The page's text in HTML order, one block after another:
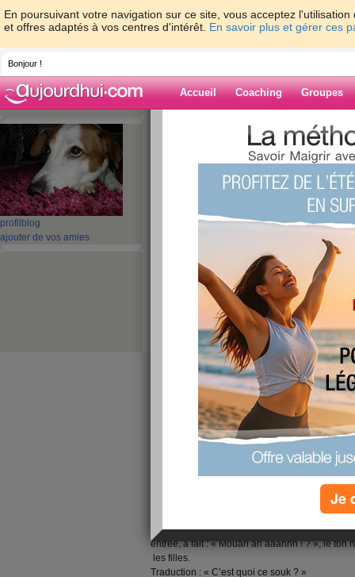
En poursuivant votre navigation sur ce site, vous acceptez
et offres adaptés à vos centres d'intérêt. En savoir plus et gérer ces
Bonjour !
Accueil Coaching Groupes
profil blog
ajouter de vos amies
> croquetteclebart > Je
Blog de
Je perds le nord !
Bonsoir les mères noël qui doivent avoir bien
hihi ! Je me gausse. Pour ma part, deux
vais être tranquillou ce soir ….
Ce matin, j’ai pris un colis au facteur
Je sais, ma bonté me perdra. Rendez service
gentiment chez madame castagnette, et là
- « MERDEEE, fait chier ! » sympa l’accueil…
suivi d’un ticticage nerveux
En voyant le colis, un bonjour (tout de même),
peine audible qui semblait lui arrachait la
Le cas social, enfin anti social on va dire hihi
A part ça à l’ouest rien de nouveau. Enfin,
suis complètement à l’ouest au sens propre
Et je ne vous dis pas la tête du chat en
entrée, a fait : « Mouah ah aaahhh ! ? »,le ton
les filles.
Traduction : « C’est quoi ce souk ? »
Je